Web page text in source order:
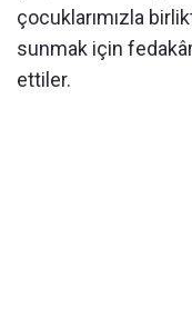
çocuklarımızla
sunmak için
ettiler.